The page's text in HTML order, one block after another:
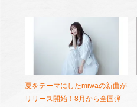
夏をテーマにしたmiwaの新曲が
リリース開始！8月から全国弾